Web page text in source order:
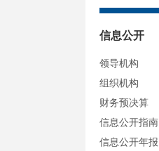
信息公开
领导机构
组织机构
财务预决算
信息公开指南
信息公开年报